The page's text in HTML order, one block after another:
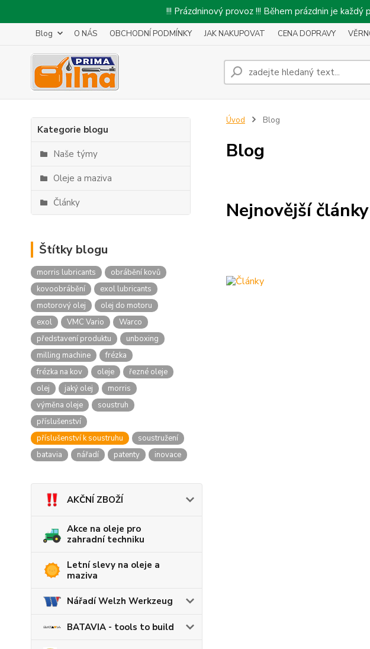
!!! Prázdninový provoz !!! Během prázdnin je
Blog O NÁS OBCHODNÍ PODMÍNKY JAK NAKUPOVAT CENA DOPRAVY
Kategorie blogu
Naše týmy
Oleje a maziva
Články
Štítky blogu
morris lubricants
obrábění kovů
kovoobrábění
exol lubricants
motorový olej
olej do motoru
exol
VMC Vario
Warco
představení produktu
unboxing
milling machine
frézka
frézka na kov
oleje
řezné oleje
olej
jaký olej
morris
výměna oleje
soustruh
příslušenství
příslušenství k soustruhu
soustružení
batavia
nářadí patenty inovace
AKČNÍ ZBOŽÍ
Akce na oleje pro
zahradní techniku
Letní slevy na oleje a
maziva
Nářadí Welzh Werkzeug
BATAVIA - tools to build
Úvod Blog
Blog
Nejnovější články